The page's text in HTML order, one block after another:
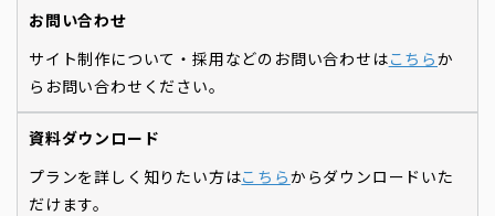
お問い合わせ
サイト制作について・採用などのお問い合わせはこちらか
らお問い合わせください。
資料ダウンロード
プランを詳しく知りたい方はこちらからダウンロードいた
だけます。